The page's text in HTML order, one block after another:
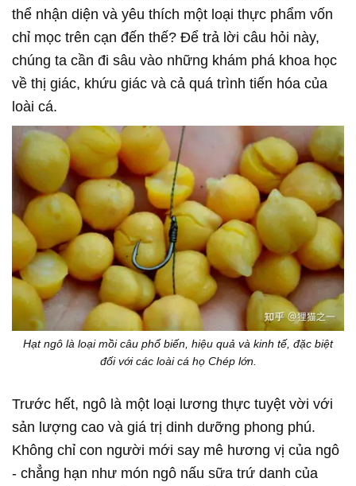
thể nhận diện và yêu thích một loại thực phẩm vốn
chỉ mọc trên cạn đến thế? Để trả lời câu hỏi này,
chúng ta cần đi sâu vào những khám phá khoa học
về thị giác, khứu giác và cả quá trình tiến hóa của
loài cá.
Hạt ngô là loại mồi câu phổ biến, hiệu quả và kinh tế, đặc biệt
đối với các loài cá họ Chép lớn.
Trước hết, ngô là một loại lương thực tuyệt vời với
sản lượng cao và giá trị dinh dưỡng phong phú.
Không chỉ con người mới say mê hương vị của ngô
- chẳng hạn như món ngô nấu sữa trứ danh của